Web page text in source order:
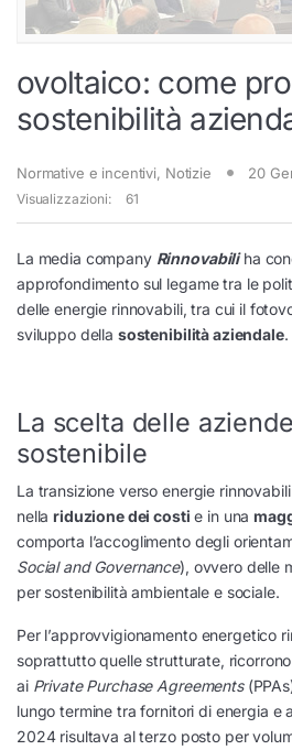
ovoltaico: come
sostenibilità
Normative e incentivi, Notizie 20
Visualizzazioni: 61
La media company Rinnovabiliha
approfondimento sul legame tra le
delle energie rinnovabili, tra cui il
sviluppo della sostenibilità aziendale.
La scelta delle
sostenibile
La transizione verso energie
nellariduzione dei costi e in una
comporta l’accoglimento degli
Social and Governance), ovvero delle
per sostenibilità ambientale e sociale.
Per l’approvvigionamento energetico
soprattutto quelle strutturate,
ai Private Purchase Agreements
lungo termine tra fornitori di energia e
2024 risultava al terzo posto per